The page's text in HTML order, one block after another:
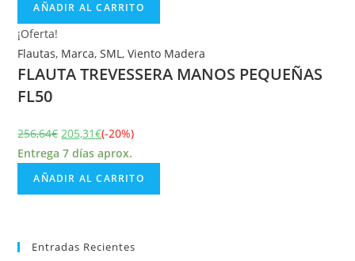
AÑADIR AL CARRITO
¡Oferta!
Flautas, Marca,SML,Viento Madera
FLAUTA TREVESSERA MANOS PEQUEÑAS
FL50
256,64€ 205,31€(-20%)
Entrega 7 días aprox.
AÑADIR AL CARRITO
Entradas Recientes